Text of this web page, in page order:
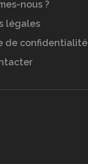
nous ?
légales
de confidentialité